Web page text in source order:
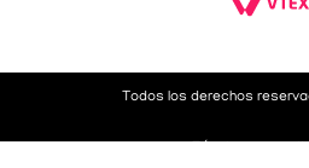
Todos los derechos